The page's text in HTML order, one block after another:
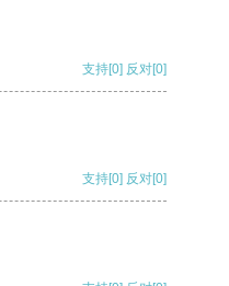
支持[0] 反对[0]
支持[0] 反对[0]